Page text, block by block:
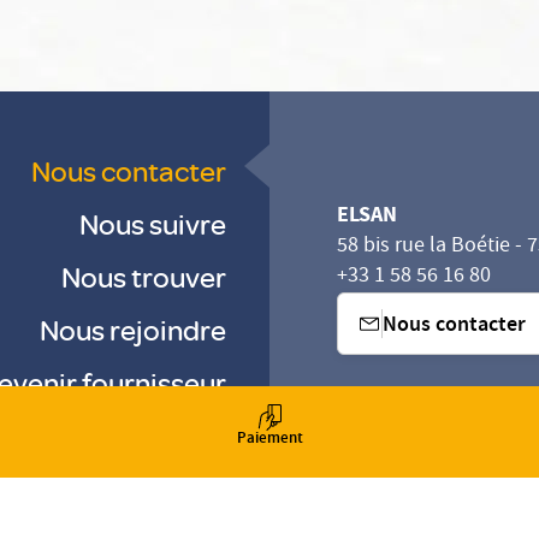
paramètres de confidentialité, en garantissant la
Paiement
Nous contacter
Nous suivre
Nous trouver
Nous rejoindre
fournisseur
ELSAN
58 bis rue la Boétie -
+33 1 58 56 16 80
Nous contacter
Droits & Devoirs-Agence digitale : VOID